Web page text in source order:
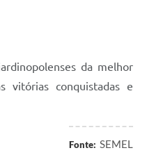
da melhor
vitórias conquistadas e
Fonte: SEMEL